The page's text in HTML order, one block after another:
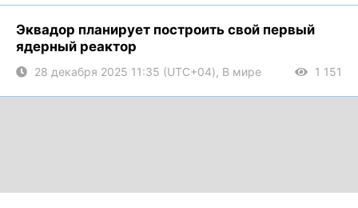
Эквадор планирует построить свой первый
ядерный реактор
28 декабря 2025 11:35 (UTC+04), В мире 1 151